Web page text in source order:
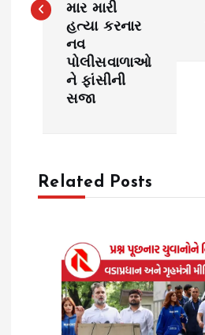
t
માર મારી
હત્યા કરનાર
નવ
પોલીસવાળાઓ
ને ફાંસીની
સજા
Related Posts